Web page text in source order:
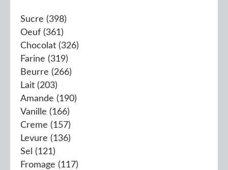
Sucre (398)
Oeuf (361)
Chocolat (326)
Farine (319)
Beurre (266)
Lait (203)
Amande (190)
Vanille (166)
Creme (157)
Levure (136)
Sel (121)
Fromage (117)